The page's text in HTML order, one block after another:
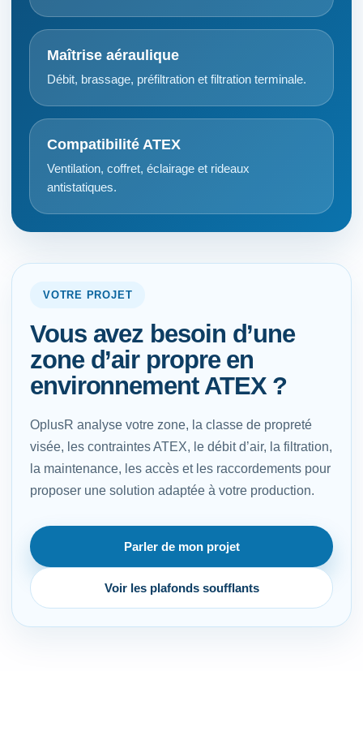
Maîtrise aéraulique
Débit, brassage, préfiltration et filtration terminale.
Compatibilité ATEX
Ventilation, coffret, éclairage et rideaux
antistatiques.
VOTRE PROJET
Vous avez besoin d’une
zone d’air propre en
environnement ATEX ?
OplusR analyse votre zone, la classe de propreté
visée, les contraintes ATEX, le débit d’air, la filtration,
la maintenance, les accès et les raccordements pour
proposer une solution adaptée à votre production.
Parler de mon projet
Voir les plafonds soufflants